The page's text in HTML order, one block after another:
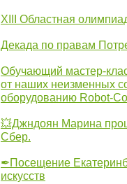
XIII Областная
Декада по правам
Обучающий мастер-
от наших неизменных
оборудованию Robot-
💥Джндоян Марина
Сбер.
✒Посещение
искусств